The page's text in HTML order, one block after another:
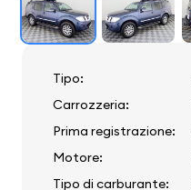
Tipo:
Carrozzeria:
Prima registrazione:
Motore:
Tipo di carburante: